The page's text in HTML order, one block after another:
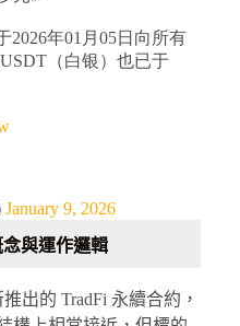
年01月05日向所有
（白银）也已于
January 9, 2026
與運作邏輯
出的 TradFi 永續合約，